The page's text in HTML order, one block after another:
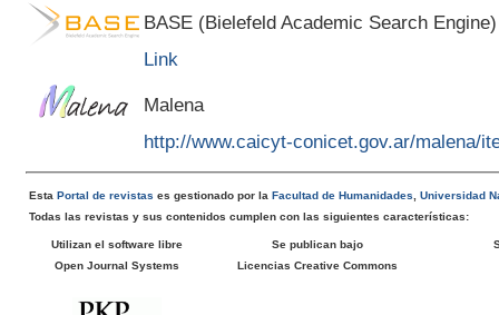
BASE (Bielefeld Academic Search Engine)
Link
Malena
http://www.caicyt-conicet.gov.ar/malena/
EstaPortal de revistas es gestionado por laFacultad de Humanidades ,Universidad
Todas las revistas y sus contenidos cumplen con las siguientes características:
Utilizan el software libre
Open Journal Systems
Se publican bajo
Licencias Creative Commons